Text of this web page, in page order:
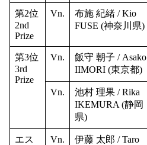
第2位
2nd
Prize
Vn.
布施 紀緒 / Kio
FUSE (神奈川県)
第3位
3rd
Prize
Vn.
飯守 朝子 / Asako
IIMORI (東京都)
Vn.
池村 理果 / Rika
IKEMURA (静岡
県)
エス
Vn.
伊藤 太郎 / Taro